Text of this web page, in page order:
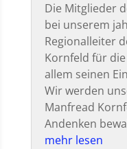
Die Mitglieder
bei unserem
Regionalleiter
Kornfeld für
allem seinen
Wir werden
Manfread
Andenken
mehr lesen